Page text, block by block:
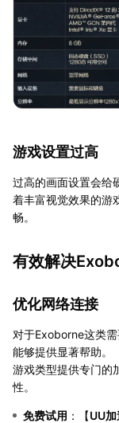
游戏设置过高
过高的画面设置会给
着丰富视觉效果的游
畅。
有效解决
优化网络连接
对于Exoborne这类
能够提供显著帮助。
游戏类型提供专门的
性。
免费试用 ：【UU